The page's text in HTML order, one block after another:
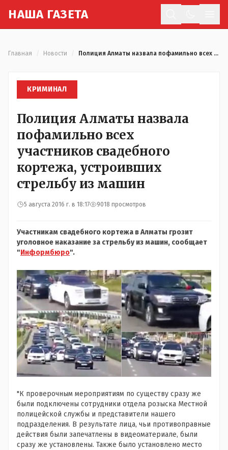
НАША ГАЗЕТА
Главная Новости Полиция Алматы назвала пофамильно всех участников свадебного кортежа, устроивших стрельбу из машин
КРИМИНАЛ
Полиция Алматы назвала
пофамильно всех
участников свадебного
кортежа, устроивших
стрельбу из машин
5 августа 2016 г. в 18:17 9018 просмотров
Участникам свадебного кортежа в Алматы грозит
уголовное наказание за стрельбу из машин, сообщает
"Информбюро".
"К проверочным мероприятиям по существу сразу же
были подключены сотрудники отдела розыска Местной
полицейской службы и представители нашего
подразделения. В результате лица, чьи противоправные
действия были запечатлены в видеоматериале, были
сразу же установлены. Также было установлено место